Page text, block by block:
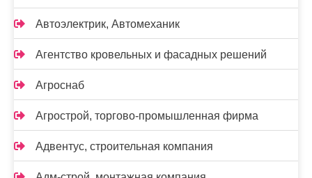
Автоэлектрик, Автомеханик
Агентство кровельных и фасадных решений
Агроснаб
Агрострой, торгово-промышленная фирма
Адвентус, строительная компания